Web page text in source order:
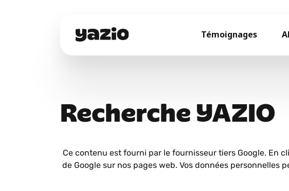
Témoignages
Recherche YAZIO
Ce contenu est fourni par le fournisseur tiers Google. En
de Google sur nos pages web. Vos données